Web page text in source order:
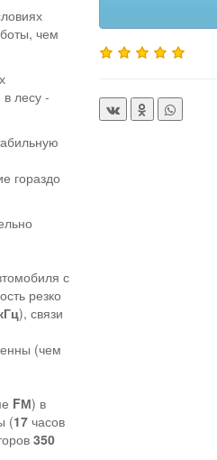
чем
лесу -
гораздо
с
резко
), связи
(чем
FМ) в
(17 часов
350